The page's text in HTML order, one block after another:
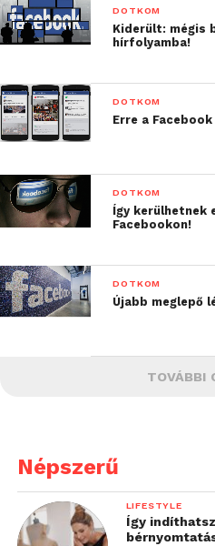
DOTKOM
Kiderült: mégis
hírfolyamba!
DOTKOM
Erre a
DOTKOM
Így kerülhetnek
Facebookon!
DOTKOM
Újabb meglepő
TOVÁBBI
Népszerű
LIFESTYLE
Így